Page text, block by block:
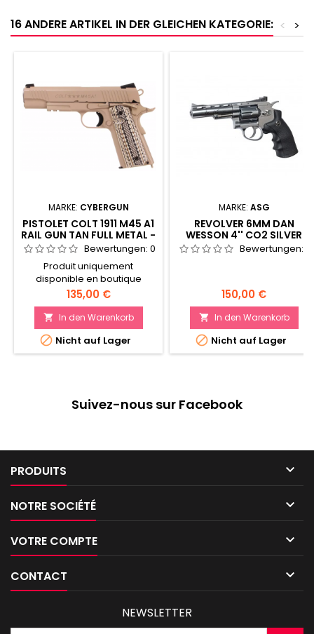
16 ANDERE ARTIKEL IN DER GLEICHEN KATEGORIE: >
<
MARKE: CYBERGUN
PISTOLET COLT 1911 M45 A1
RAIL GUN TAN FULL METAL -
CULASSE MOBILE
Bewertungen: 0
Produit uniquement
disponible en boutique
Preis
135,00 €
 In den Warenkorb
 Nicht auf Lager
MARKE: ASG
REVOLVER 6MM DAN
WESSON 4'' CO2 SILVER
Bewertungen:
Preis
150,00 €
 In den Warenkorb
 Nicht auf Lager
Suivez-nous sur Facebook
PRODUITS 
NOTRE SOCIÉTÉ 
VOTRE COMPTE 
CONTACT 
NEWSLETTER